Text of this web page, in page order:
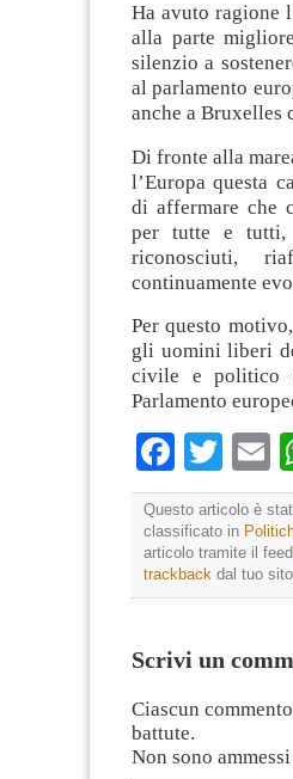
Ha avuto ragione
alla parte
silenzio a
al parlamento
anche a Bruxelles
Di fronte alla
l’Europa questa
di affermare che
per tutte e tutti,
riconosciuti,
continuamente
Per questo
gli uomini liberi
civile e politico
Parlamento
Questo articolo è
classificato in
articolo tramite il feed
trackback dal tuo
Scrivi un
Ciascun
battute.
Non sono